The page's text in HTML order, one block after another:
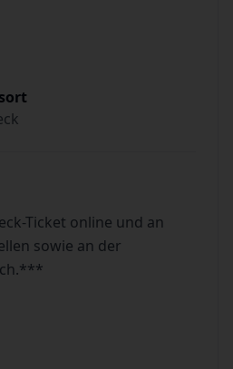
Ticket online und an
sowie an der